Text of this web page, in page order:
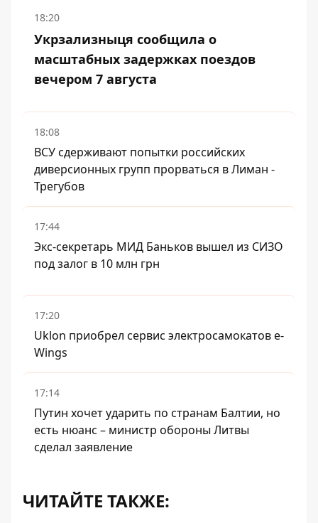
18:20
Укрзализныця сообщила о
масштабных задержках поездов
вечером 7 августа
18:08
ВСУ сдерживают попытки российских
диверсионных групп прорваться в Лиман -
Трегубов
17:44
Экс-секретарь МИД Баньков вышел из СИЗО
под залог в 10 млн грн
17:20
Uklon приобрел сервис электросамокатов e-
Wings
17:14
Путин хочет ударить по странам Балтии, но
есть нюанс – министр обороны Литвы
сделал заявление
ЧИТАЙТЕ ТАКЖЕ: